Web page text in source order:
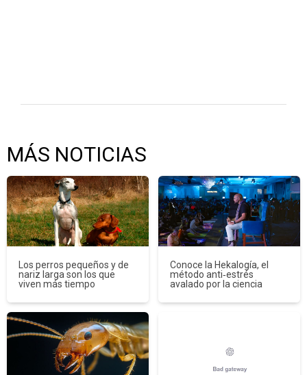
MÁS NOTICIAS
Los perros pequeños y de
nariz larga son los que
viven más tiempo
Conoce la Hekalogía, el
método anti‑estrés
avalado por la ciencia